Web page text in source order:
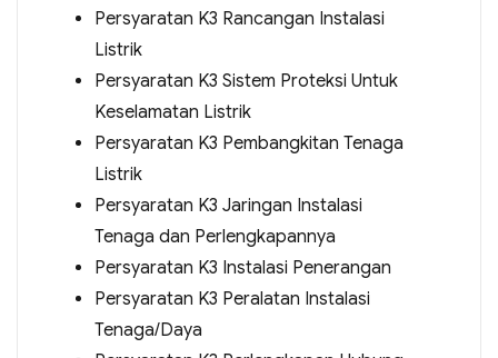
Persyaratan K3 Rancangan Instalasi
Listrik
Persyaratan K3 Sistem Proteksi Untuk
Keselamatan Listrik
Persyaratan K3 Pembangkitan Tenaga
Listrik
Persyaratan K3 Jaringan Instalasi
Tenaga dan Perlengkapannya
Persyaratan K3 Instalasi Penerangan
Persyaratan K3 Peralatan Instalasi
Tenaga/Daya